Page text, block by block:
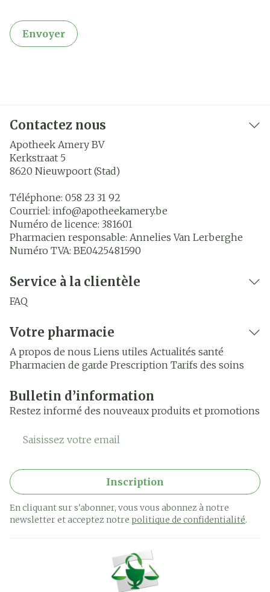
Envoyer
Contactez nous
Apotheek Amery BV
Kerkstraat 5
8620 Nieuwpoort (Stad)
Téléphone: 058 23 31 92
Courriel: info@apotheekamery.be
Numéro de licence: 381601
Pharmacien responsable: Annelies Van Lerberghe
Numéro TVA: BE0425481590
Service à la clientèle
FAQ
Votre pharmacie
A propos de nous Liens utiles Actualités santé
Pharmacien de garde Prescription Tarifs des soins
Bulletin d’information
Restez informé des nouveaux produits et promotions
Adresse mail
Inscription
En cliquant sur s'abonner, vous vous abonnez à notre
newsletter et acceptez notre politique de confidentialité.